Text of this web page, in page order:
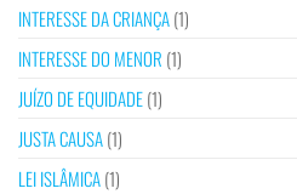
INTERESSE DA CRIANÇA(1)
INTERESSE DO MENOR (1)
JUÍZO DE EQUIDADE(1)
JUSTA CAUSA(1)
LEI ISLÂMICA(1)